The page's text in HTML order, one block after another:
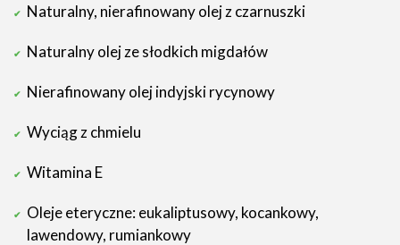
Naturalny, nierafinowany olej z czarnuszki
Naturalny olej ze słodkich migdałów
Nierafinowany olej indyjski rycynowy
Wyciąg z chmielu
Witamina E
Oleje eteryczne: eukaliptusowy, kocankowy,
lawendowy, rumiankowy